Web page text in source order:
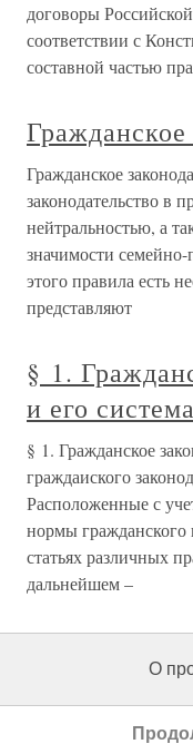
договоры
соответствии с
составной частью
Гражданское
Гражданское
законодательство в
нейтральностью, а
значимости семейно-
этого правила есть
представляют
§ 1.
и его система
§ 1. Гражданское
граждаиского
Расположенные с
нормы гражданского
статьях различных
дальнейшем –
О